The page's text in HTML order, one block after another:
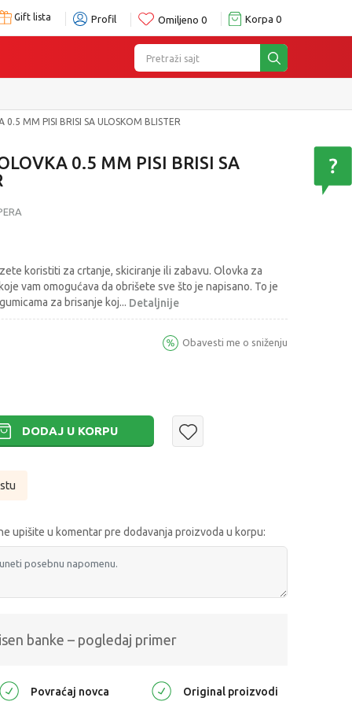
Gift lista Profil Omiljeno 0 Korpa 0
Pretraži sajt
0.5 MM PISI BRISI SA ULOSKOM BLISTER
0.5 MM PISI BRISI SA
koristiti za crtanje, skiciranje ili zabavu. Olovka za
vam omogućava da obrišete sve što je napisano. To je
za brisanje koj... Detaljnije
Obavesti me o sniženju
DODAJ U KORPU
upišite u komentar pre dodavanja proizvoda u korpu:
banke – pogledaj primer
Povraćaj novca Original proizvodi